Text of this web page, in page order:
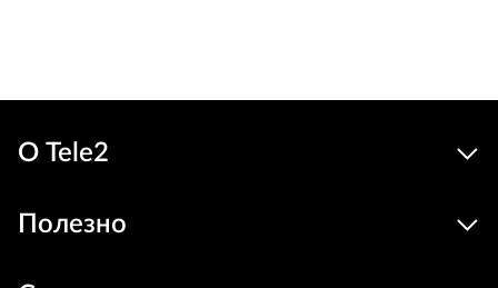
О Tele2
Полезно